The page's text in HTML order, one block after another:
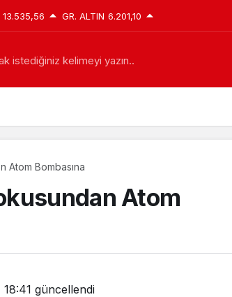
13.535,56 GR. ALTIN 6.201,10
istediğiniz kelimeyi yazın..
Atom Bombasına
Atom
18:41 güncellendi